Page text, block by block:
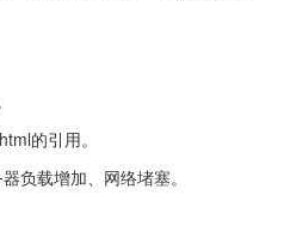
的引用。
负载增加、网络堵塞。